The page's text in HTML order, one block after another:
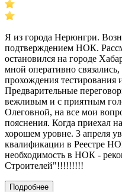
Я из города Нерюнгри.
подтверждением НОК.
остановился на городе
мной оперативно
прохождения
Предварительные
вежливым и с приятным
Олеговной, на все мои
пояснения. Когда приехал
хорошем уровне. 3 апреля
квалификации в Реестре
необходимость в НОК -
Строителей"!!!!!!!!!
Подробнее